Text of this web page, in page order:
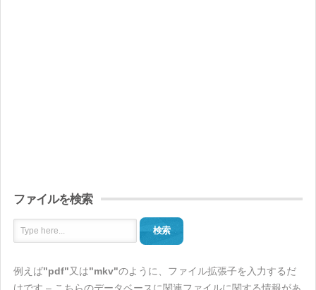
ファイルを検索
検索
例えば"pdf"又は"mkv"のように、ファイル拡張子を入力するだ